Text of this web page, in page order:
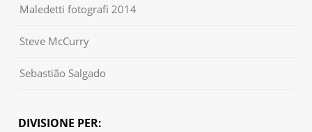
Maledetti fotografi 2014
Steve McCurry
Sebastião Salgado
DIVISIONE PER: